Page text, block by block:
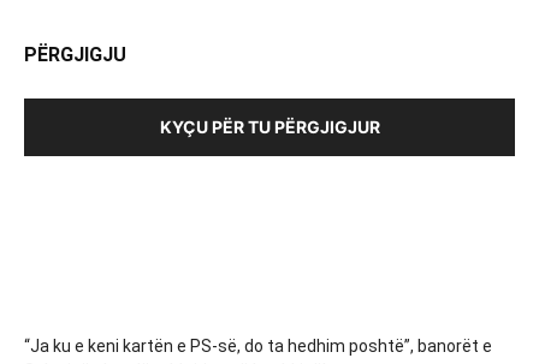
PËRGJIGJU
KYÇU PËR TU PËRGJIGJUR
“Ja ku e keni kartën e PS-së, do ta hedhim poshtë”, banorët e